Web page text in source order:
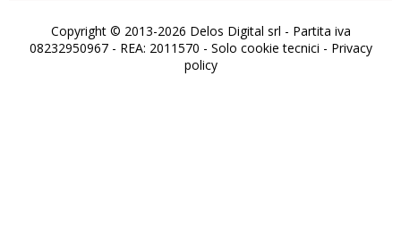
Copyright © 2013-2026 Delos Digital srl - Partita iva
08232950967 - REA: 2011570 - Solo cookie tecnici - Privacy
policy